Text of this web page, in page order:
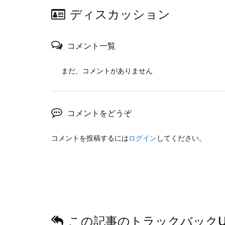
ディスカッション
コメント一覧
まだ、コメントがありません
コメントをどうぞ
コメントを投稿するにはログイン してください。
この記事のトラックバック